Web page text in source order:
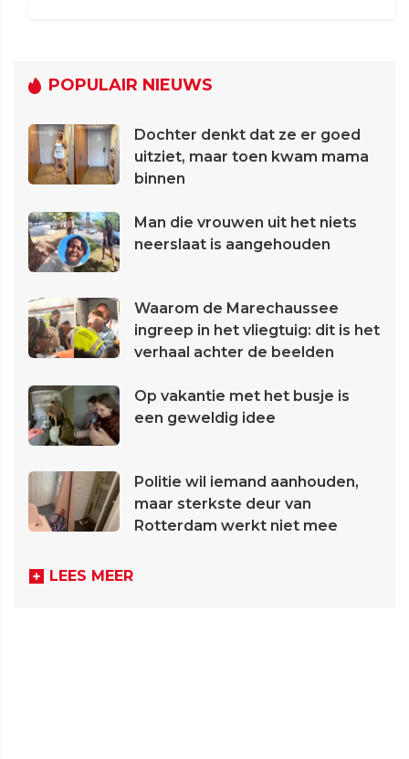
POPULAIR NIEUWS
Dochter denkt dat ze er goed
uitziet, maar toen kwam mama
binnen
Man die vrouwen uit het niets
neerslaat is aangehouden
Waarom de Marechaussee
ingreep in het vliegtuig: dit is het
verhaal achter de beelden
Op vakantie met het busje is
een geweldig idee
Politie wil iemand aanhouden,
maar sterkste deur van
Rotterdam werkt niet mee
LEES MEER